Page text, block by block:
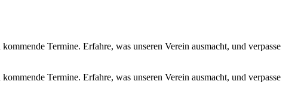
Termine. Erfahre, was unseren Verein ausmacht, und verpasse
Termine. Erfahre, was unseren Verein ausmacht, und verpasse